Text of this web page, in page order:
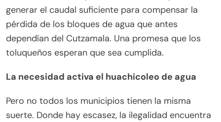
generar el caudal suficiente para compensar la
pérdida de los bloques de agua que antes
dependían del Cutzamala. Una promesa que los
toluqueños esperan que sea cumplida.
La necesidad activa el huachicoleo de agua
Pero no todos los municipios tienen la misma
suerte. Donde hay escasez, la ilegalidad encuentra